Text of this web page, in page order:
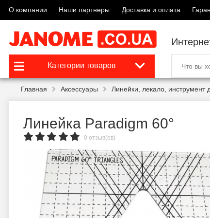
О компании Наши партнеры Доставка и оплата
Категории товаров
Главная Аксессуары Линейки, лекало, инструмент
Линейка Paradigm 60°
0 отзыв(ов)